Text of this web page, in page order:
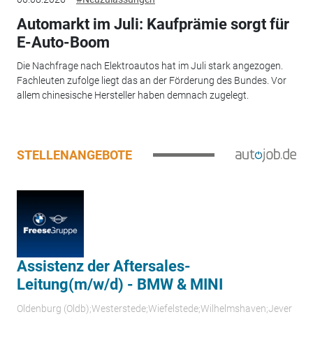
Automarkt im Juli: Kaufprämie sorgt für
E-Auto-Boom
Die Nachfrage nach Elektroautos hat im Juli stark angezogen.
Fachleuten zufolge liegt das an der Förderung des Bundes. Vor
allem chinesische Hersteller haben demnach zugelegt.
STELLENANGEBOTE
Assistenz der Aftersales-
Leitung(m/w/d) - BMW & MINI
Oldenburg (Oldb);Westerstede;Wiefelstede;Wilhelmshaven;Jever